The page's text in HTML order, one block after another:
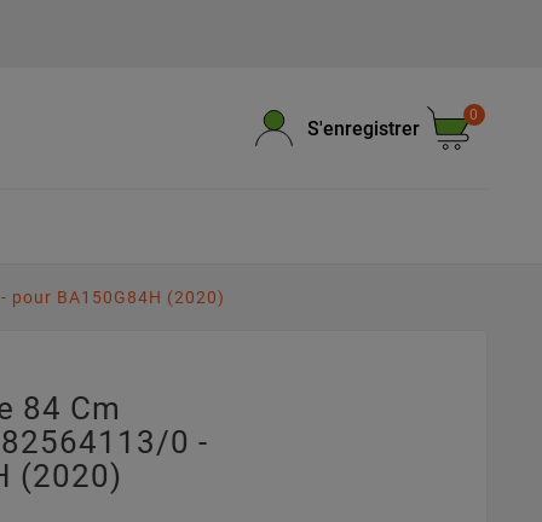
S'enregistrer
0
pour BA150G84H (2020)
84 Cm
0 -
(2020)